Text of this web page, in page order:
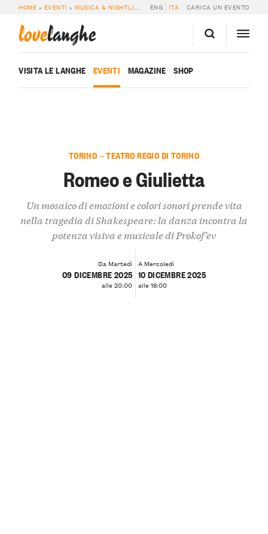
HOME » EVENTI »MUSICA & NIGHTLIFE ROMEO E GIULIETTA
ENG ITA CARICA UN EVENTO
lovelanghe
VISITA LE LANGHE EVENTI MAGAZINE SHOP
TORINO — TEATRO REGIO DI TORINO
Romeo e Giulietta
Un mosaico di emozioni e colori sonori prende vita
nella tragedia di Shakespeare: la danza incontra la
potenza visiva e musicale di Prokof’ev
Da Martedì
09 DICEMBRE 2025
alle 20:00
A Mercoledì
10 DICEMBRE 2025
alle 18:00